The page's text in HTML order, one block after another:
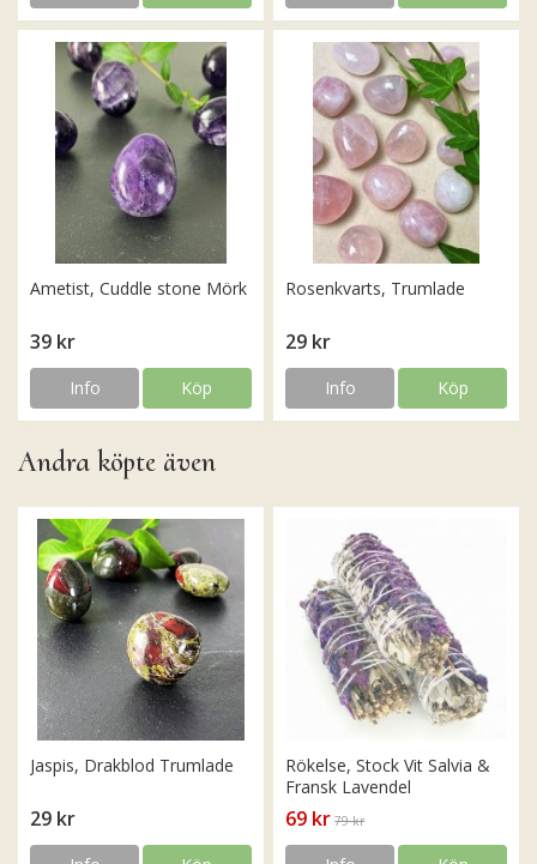
Ametist, Cuddle stone Mörk
39 kr
Info Köp
Rosenkvarts, Trumlade
29 kr
Info Köp
Andra köpte även
Jaspis, Drakblod Trumlade
29 kr
Rökelse, Stock Vit Salvia &
Fransk Lavendel
69 kr 79 kr